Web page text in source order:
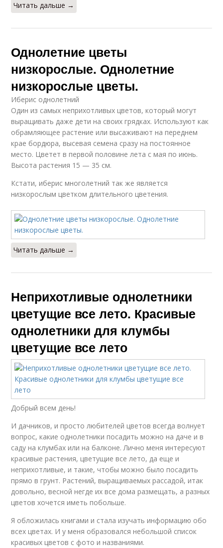
Читать дальше →
Однолетние цветы
низкорослые. Однолетние
низкорослые цветы.
Иберис однолетний
Один из самых неприхотливых цветов, который могут
выращивать даже дети на своих грядках. Используют как
обрамляющее растение или высаживают на переднем
крае бордюра, высевая семена сразу на постоянное
место. Цветет в первой половине лета с мая по июнь.
Высота растения 15 — 35 см.
Кстати, иберис многолетний так же является
низкорослым цветком длительного цветения.
Читать дальше →
Неприхотливые однолетники
цветущие все лето. Красивые
однолетники для клумбы
цветущие все лето
Добрый всем день!
И дачников, и просто любителей цветов всегда волнует
вопрос, какие однолетники посадить можно на даче и в
саду на клумбах или на балконе. Лично меня интересуют
красивые растения, цветущие все лето, да еще и
неприхотливые, и такие, чтобы можно было посадить
прямо в грунт. Растений, выращиваемых рассадой, итак
довольно, весной негде их все дома размещать, а разных
цветов хочется иметь побольше.
Я обложилась книгами и стала изучать информацию обо
всех цветах. И у меня образовался небольшой список
красивых цветов с фото и названиями.